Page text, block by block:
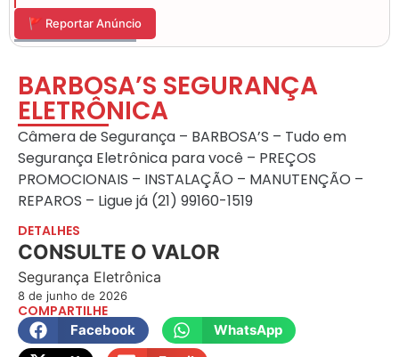
🚩 Reportar Anúncio
BARBOSA’S SEGURANÇA
ELETRÔNICA
Câmera de Segurança – BARBOSA’S – Tudo em
Segurança Eletrônica para você – PREÇOS
PROMOCIONAIS – INSTALAÇÃO – MANUTENÇÃO –
REPAROS – Ligue já (21) 99160-1519
DETALHES
CONSULTE O VALOR
Segurança Eletrônica
8 de junho de 2026
COMPARTILHE
Facebook
WhatsApp